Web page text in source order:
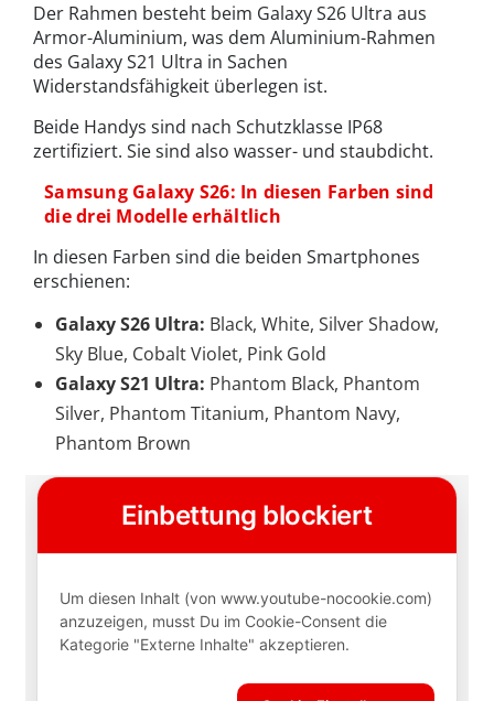
Der Rahmen besteht beim Galaxy S26 Ultra aus
Armor-Aluminium, was dem Aluminium-Rahmen
des Galaxy S21 Ultra in Sachen
Widerstandsfähigkeit überlegen ist.
Beide Handys sind nach Schutzklasse IP68
zertifiziert. Sie sind also wasser- und staubdicht.
Samsung Galaxy S26: In diesen Farben sind
die drei Modelle erhältlich
In diesen Farben sind die beiden Smartphones
erschienen:
Galaxy S26 Ultra: Black, White, Silver Shadow,
Sky Blue, Cobalt Violet, Pink Gold
Galaxy S21 Ultra: Phantom Black, Phantom
Silver, Phantom Titanium, Phantom Navy,
Phantom Brown